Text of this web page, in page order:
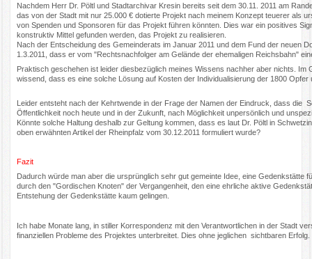
Nachdem Herr Dr. Pöltl und Stadtarchivar Kresin bereits seit dem 30.11. 2011 am
das von der Stadt mit nur 25.000 € dotierte Projekt nach meinem Konzept teuerer als
von Spenden und Sponsoren für das Projekt führen könnten. Dies war ein positives
konstruktiv Mittel gefunden werden, das Projekt zu realisieren.
Nach der Entscheidung des Gemeinderats im Januar 2011 und dem Fund der neuen
1.3.2011, dass er vom "Rechtsnachfolger am Gelände der ehemaligen Reichsbahn"
Praktisch geschehen ist leider diesbezüglich meines Wissens nachher aber nichts.
wissend, dass es eine solche Lösung auf Kosten der Individualisierung der 1800
Leider entsteht nach der Kehrtwende in der Frage der Namen der Eindruck, dass die
Öffentlichkeit noch heute und in der Zukunft, nach Möglichkeit unpersönlich und
Könnte solche Haltung deshalb zur Geltung kommen, dass es laut Dr. Pöltl in
oben erwähnten Artikel der Rheinpfalz vom 30.12.2011 formuliert wurde?
Fazit
Dadurch würde man aber die ursprünglich sehr gut gemeinte Idee, eine
durch den "Gordischen Knoten" der Vergangenheit, den eine ehrliche aktive
Entstehung der Gedenkstätte kaum gelingen.
Ich habe Monate lang, in stiller Korrespondenz mit den Verantwortlichen in der Stadt
finanziellen Probleme des Projektes unterbreitet. Dies ohne jeglichen sichtbaren Erfolg.